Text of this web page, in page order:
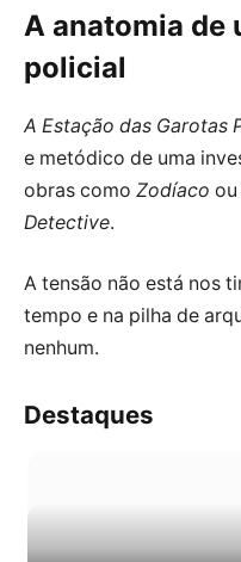
A anatomia de
policial
A Estação das Garotas
e metódico de uma
obras como Zodíaco
Detective.
A tensão não está nos
tempo e na pilha de
nenhum.
Destaques